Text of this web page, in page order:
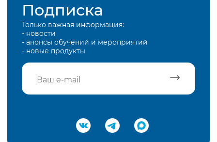
Подписка
Только важная информация:
- новости
- анонсы обучений и мероприятий
- новые продукты